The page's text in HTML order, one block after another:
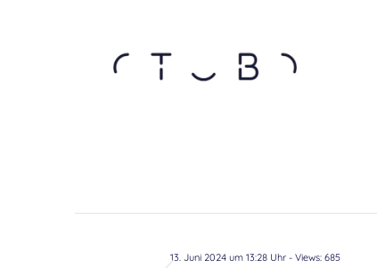
13. Juni 2024 um 13:28 Uhr- Views: 685